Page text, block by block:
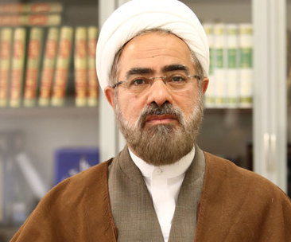
سیگنال مثبت دیپلماسی به بورس
هجوم نقدینگی
هم‌وزن در قله